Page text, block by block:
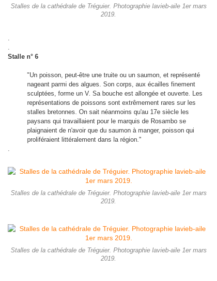
Stalles de la cathédrale de Tréguier. Photographie lavieb-aile 1er mars
2019.
Stalle n° 6
"Un poisson, peut-être une truite ou un saumon, et représenté
nageant parmi des algues. Son corps, aux écailles finement
sculptées, forme un V. Sa bouche est allongée et ouverte. Les
représentations de poissons sont extrêmement rares sur les
stalles bretonnes. On sait néanmoins qu'au 17e siècle les
paysans qui travaillaient pour le marquis de Rosambo se
plaignaient de n'avoir que du saumon à manger, poisson qui
proliféraient littéralement dans la région."
Stalles de la cathédrale de Tréguier. Photographie lavieb-aile 1er mars
2019.
Stalles de la cathédrale de Tréguier. Photographie lavieb-aile 1er mars
2019.